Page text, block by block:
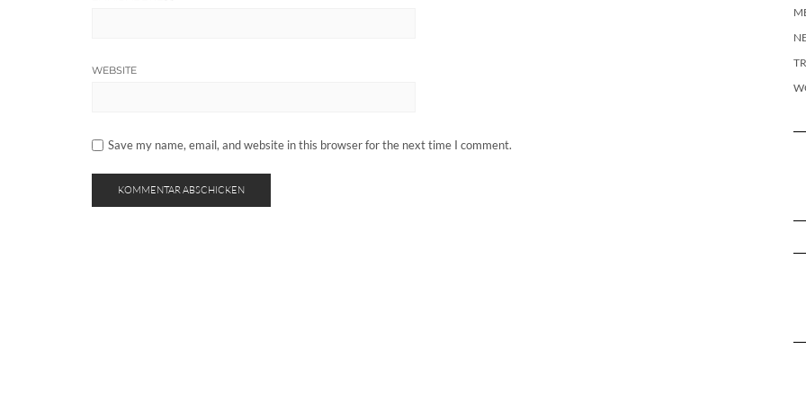
WEBSITE
Save my name, email, and website in this browser for the next time I comment.